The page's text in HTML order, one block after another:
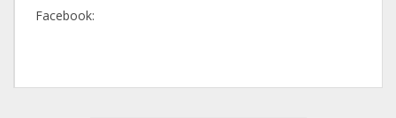
Facebook: